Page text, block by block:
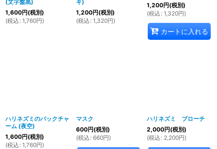
(文字盤黒)
1,600円(税別)
(税込 : 1,760円)
ギ)
1,200円(税別)
(税込 : 1,320円)
1,200円(税別)
(税込 : 1,320円)
カートに入れる
ハリネズミのバックチャ
ーム (夜空)
1,600円(税別)
(税込 : 1,760円)
マスク
600円(税別)
(税込 : 660円)
ハリネズミ ブローチ
2,000円(税別)
(税込 : 2,200円)